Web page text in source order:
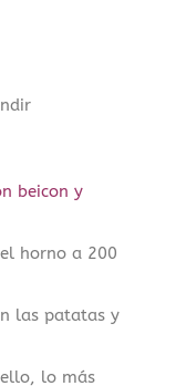
beicon y
horno a 200
las patatas y
lo más